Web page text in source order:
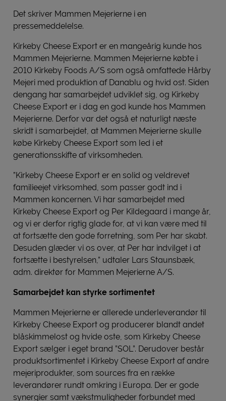
Det skriver Mammen Mejerierne i en
pressemeddelelse.
Kirkeby Cheese Export er en mangeårig kunde hos
Mammen Mejerierne. Mammen Mejerierne købte i
2010 Kirkeby Foods A/S som også omfattede Hårby
Mejeri med produktion af Danablu og hvid ost. Siden
dengang har samarbejdet udviklet sig, og Kirkeby
Cheese Export er i dag en god kunde hos Mammen
Mejerierne. Derfor var det også et naturligt næste
skridt i samarbejdet, at Mammen Mejerierne skulle
købe Kirkeby Cheese Export som led i et
generationsskifte af virksomheden.
”Kirkeby Cheese Export er en solid og veldrevet
familieejet virksomhed, som passer godt ind i
Mammen koncernen. Vi har samarbejdet med
Kirkeby Cheese Export og Per Kildegaard i mange år,
og vi er derfor rigtig glade for, at vi kan være med til
at fortsætte den gode forretning, som Per har skabt.
Desuden glæder vi os over, at Per har indvilget i at
fortsætte i bestyrelsen,” udtaler Lars Staunsbæk,
adm. direktør for Mammen Mejerierne A/S.
Samarbejdet kan styrke sortimentet
Mammen Mejerierne er allerede underleverandør til
Kirkeby Cheese Export og producerer blandt andet
blåskimmelost og hvide oste, som Kirkeby Cheese
Export sælger i eget brand ”SOL”. Derudover består
produktsortimentet i Kirkeby Cheese Export af andre
mejeriprodukter, som sources fra en række
leverandører rundt omkring i Europa. Der er gode
synergier samt vækstmuligheder forbundet med